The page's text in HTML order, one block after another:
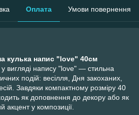
Оплата Умови повернення
кулька напис "love" 40см
вигляді напису "love" — стильна
подій: весілля, Дня закоханих,
Завдяки компактному розміру 40
як доповнення до декору або як
акцент у композиції.